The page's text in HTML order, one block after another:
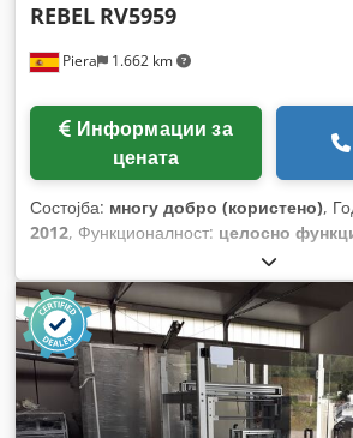
Piera 1.662 km
REBEL RV5959
цената
Состојба: многу добро (користено),
2012, Функционалност: целосно